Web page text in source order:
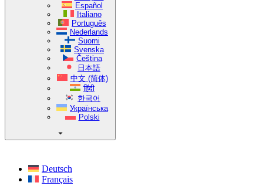
Español
Italiano
Português
Nederlands
Suomi
Svenska
Čeština
日本語
中文 (简体)
हिंदी
한국어
Українська
Polski
Deutsch
Français